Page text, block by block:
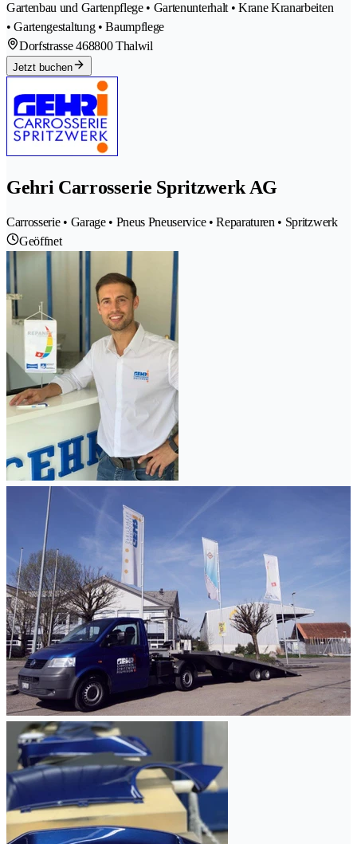
Gartenbau und Gartenpflege • Gartenunterhalt • Krane Kranarbeiten
• Gartengestaltung • Baumpflege
Dorfstrasse 468800 Thalwil
Jetzt buchen
Gehri Carrosserie Spritzwerk AG
Carrosserie • Garage • Pneus Pneuservice • Reparaturen • Spritzwerk
Geöffnet